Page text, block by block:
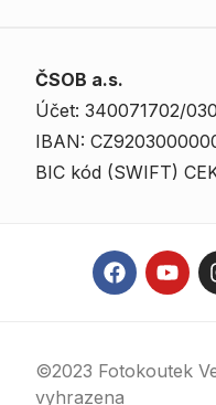
ČSOB a.s.
Účet: 340071702/
IBAN:
BIC kód (SWIFT)
©2023 Fotokoutek
vyhrazena